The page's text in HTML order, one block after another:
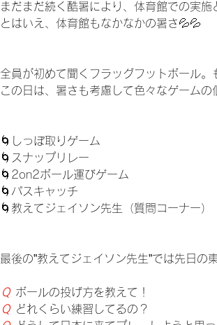
まだまだ続く酷暑により、体育館での実施
とはいえ、体育館もなかなかの暑さ💦💦
全員が初めて聞くフラッグフットボール
この日は、暑さも考慮して色々なゲームの
🌀しっぽ取りゲーム
🌀スナップリレー
🌀2on2ボール運びゲーム
🌀パスキャッチ
🌀教えてジェイソン先生（質問コーナー）
最後の”教えてジェイソン先生”では先日
Ｑ ボールの投げ方を教えて！
Ｑ どれくらい練習してるの？